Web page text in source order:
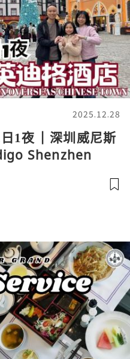
2025.12.28
1夜 | 深圳威尼斯
Shenzhen
｜阿爾卑斯冰雪